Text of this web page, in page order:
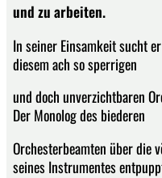
und zu arbeiten.
In seiner Einsamkeit sucht
diesem ach so sperrigen
und doch unverzichtbaren
Der Monolog des biederen
Orchesterbeamten über die
seines Instrumentes